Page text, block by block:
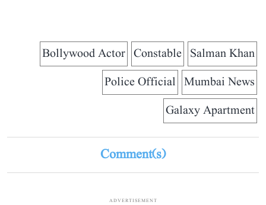
Salman Khan
Constable
Bollywood Actor
Mumbai News
Police Official
Galaxy Apartment
Comment(s)
ADVERTISEMENT